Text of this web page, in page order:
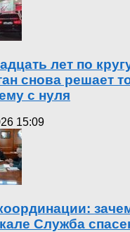
лет по
снова решает
с нуля
15:09
Служба